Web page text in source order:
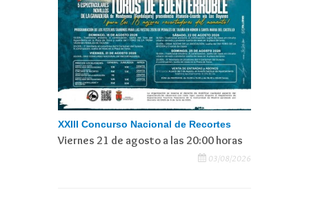
XXIII Concurso Nacional de Recortes
Viernes 21 de agosto a las 20:00 horas
03/08/2026